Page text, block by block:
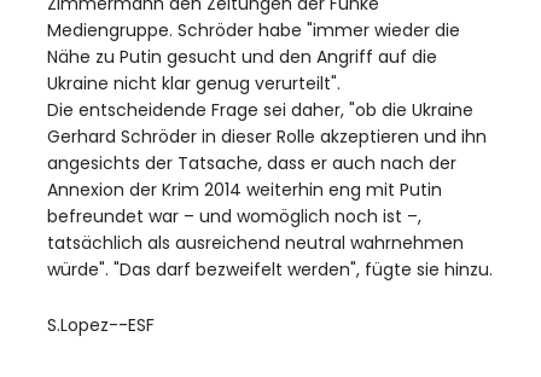
Mediengruppe. Schröder habe "immer wieder die
Nähe zu Putin gesucht und den Angriff auf die
Ukraine nicht klar genug verurteilt".
Die entscheidende Frage sei daher, "ob die Ukraine
Gerhard Schröder in dieser Rolle akzeptieren und ihn
angesichts der Tatsache, dass er auch nach der
Annexion der Krim 2014 weiterhin eng mit Putin
befreundet war – und womöglich noch ist –,
tatsächlich als ausreichend neutral wahrnehmen
würde". "Das darf bezweifelt werden", fügte sie hinzu.
S.Lopez--ESF